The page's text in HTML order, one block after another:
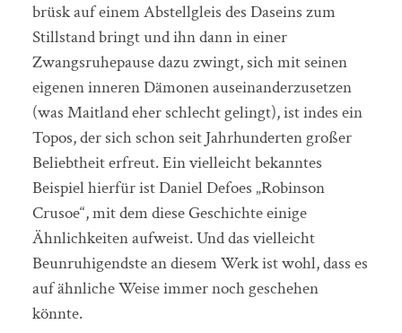
brüsk auf einem Abstellgleis des Daseins zum
Stillstand bringt und ihn dann in einer
Zwangsruhepause dazu zwingt, sich mit seinen
eigenen inneren Dämonen auseinanderzusetzen
(was Maitland eher schlecht gelingt), ist indes ein
Topos, der sich schon seit Jahrhunderten großer
Beliebtheit erfreut. Ein vielleicht bekanntes
Beispiel hierfür ist Daniel Defoes „Robinson
Crusoe“, mit dem diese Geschichte einige
Ähnlichkeiten aufweist. Und das vielleicht
Beunruhigendste an diesem Werk ist wohl, dass es
auf ähnliche Weise immer noch geschehen
könnte.